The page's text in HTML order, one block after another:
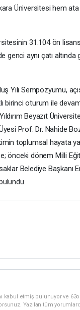
Üniversitesi hem
31.104 ön
genci aynı çatı
Yılı Sempozyumu,
birinci oturum ile
Beyazıt
Prof. Dr. Nahide
toplumsal hayata
önceki dönem Milli
Belediye Başkanı
kabul etmiş bulunuyor ve
Yazılan tüm